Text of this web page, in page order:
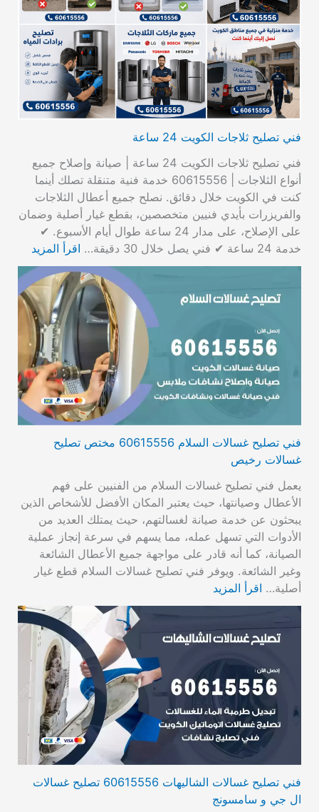
فني تصليح ثلاجات الكويت 24 ساعة
فني تصليح ثلاجات الكويت 24 ساعة | صيانة وإصلاح جميع
أنواع الثلاجات | 60615556 خدمة فنية متنقلة تصلك أينما
كنت في الكويت خلال دقائق. نصلح جميع أعطال الثلاجات
والفريزرات بأيدي فنيين متخصصين، بقطع غيار أصلية وضمان
على الإصلاح، على مدار 24 ساعة طوال أيام الأسبوع. ✔
خدمة 24 ساعة ✔ فني يصل خلال 30 دقيقة…
اقرأ المزيد
فني تصليح غسالات السلام 60615556 مختص تصليح
غسالات رخيص
يعمل فني تصليح غسالات السلام من الفنيين على فهم
الأعطال وصيانتها، حيث يعتبر المكان الأفضل للأشخاص الذين
يبحثون عن خدمة صيانة لغسالتهم، حيث يمتلك العديد من
الأدوات التي تسهل عمله، مما يسهم في سرعة إنجاز عملية
الصيانة، كما أنه قادر على مواجهة جميع الأعطال الشائعة
وغير الشائعة. ويوفر فني تصليح غسالات السلام قطع غيار
أصلية… اقرأ المزيد
فني تصليح غسالات الشاليهات 60615556 تصليح غسالات
ال جي و سامسونج